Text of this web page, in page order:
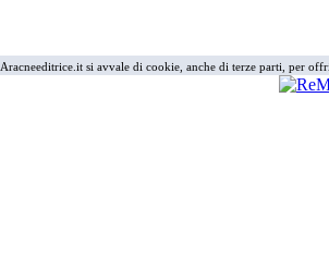
Aracneeditrice.it si avvale di cookie, anche di terze parti, per